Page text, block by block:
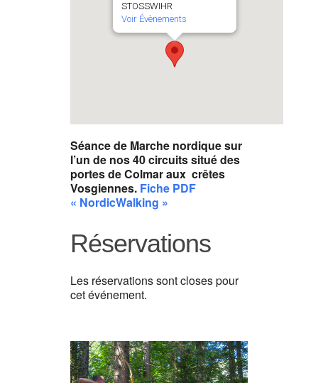
STOSSWIHR
Voir Évènements
Séance de Marche nordique sur
l’un de nos 40 circuits situé des
portes de Colmar aux crêtes
Vosgiennes. Fiche PDF
« NordicWalking »
Réservations
Les réservations sont closes pour
cet événement.